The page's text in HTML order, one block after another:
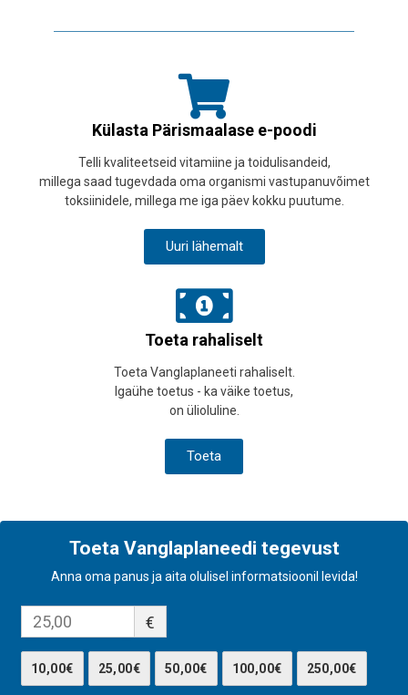
Külasta Pärismaalase e-poodi
Telli kvaliteetseid vitamiine ja toidulisandeid,
millega saad tugevdada oma organismi vastupanuvõimet
toksiinidele, millega me iga päev kokku puutume.
Uuri lähemalt
Toeta rahaliselt
Toeta Vanglaplaneeti rahaliselt.
Igaühe toetus - ka väike toetus,
on ülioluline.
Toeta
Toeta Vanglaplaneedi tegevust
Anna oma panus ja aita olulisel informatsioonil levida!
€
10,00€ 25,00€ 50,00€ 100,00€ 250,00€